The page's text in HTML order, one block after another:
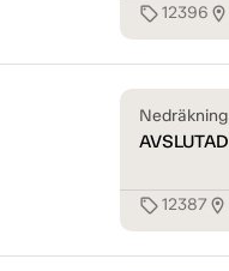
sell12396 location_on
Nedräkning
AVSLUTAD
sell12387location_on